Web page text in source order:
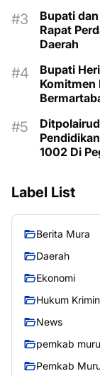
Bupati
Rapat
Daerah
Bupati
Komitmen
1002 Di
Label List
Berita Mura
Daerah
Ekonomi
Hukum
News
pemkab
Pemkab